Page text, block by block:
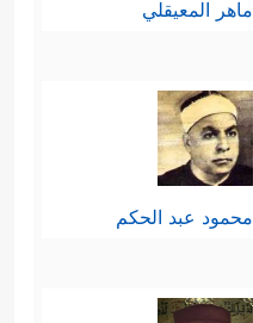
ماهر المعيقلي
محمود عبد الحكم